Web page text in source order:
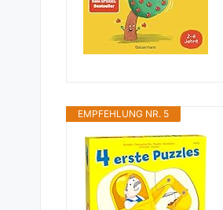
EMPFEHLUNG NR. 5